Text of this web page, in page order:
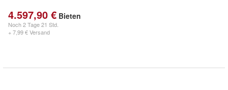
4.597,90 € Bieten
Noch2 Tage 21 Std.
+ 7,99 € Versand